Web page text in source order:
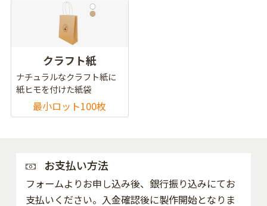
クラフト紙
ナチュラルなクラフト紙に
紙ヒモを付けた紙袋
最小ロット100枚
お支払い方法
フォームよりお申し込み後、銀行振り込みにてお
支払いください。入金確認後に製作開始となりま